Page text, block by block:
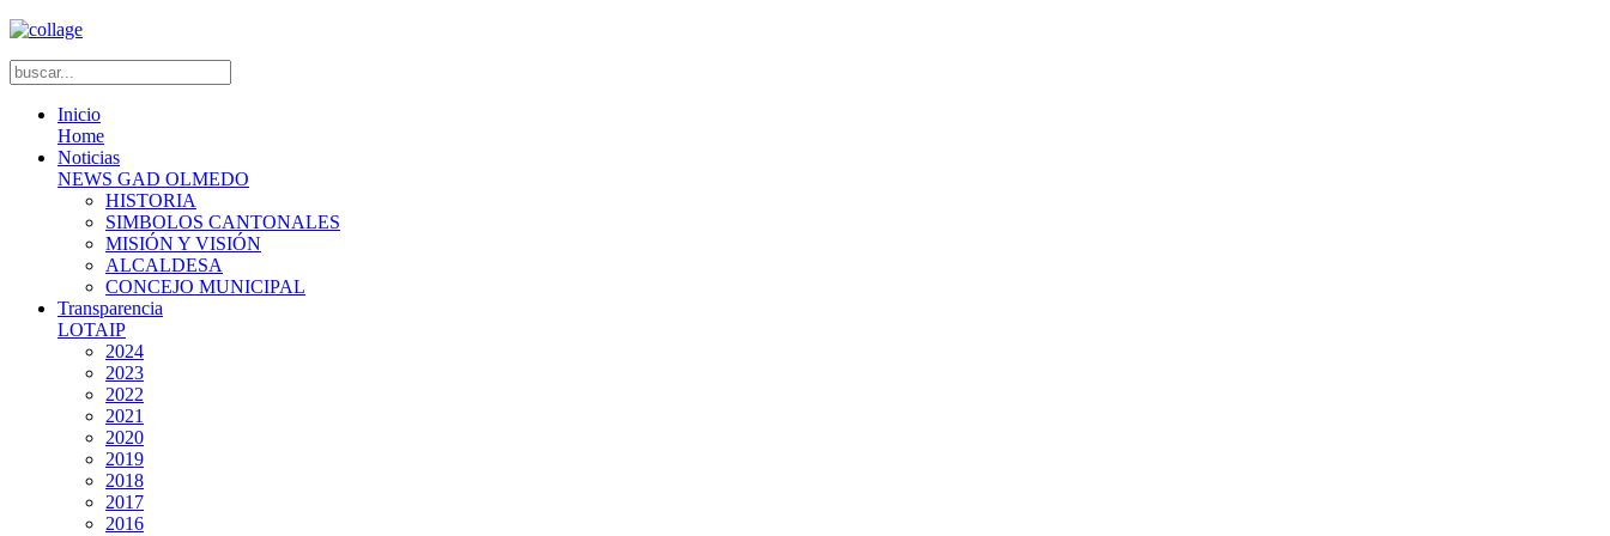
Inicio
Home
Noticias
NEWS GAD OLMEDO
HISTORIA
SIMBOLOS CANTONALES
MISIÓN Y VISIÓN
ALCALDESA
CONCEJO MUNICIPAL
Transparencia
LOTAIP
2024
2023
2022
2021
2020
2019
2018
2017
2016